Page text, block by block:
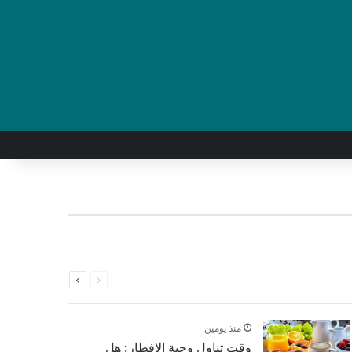
الصفحةالصفحة
منذ يومين
وقت تناول وجبة الإفطار: هل